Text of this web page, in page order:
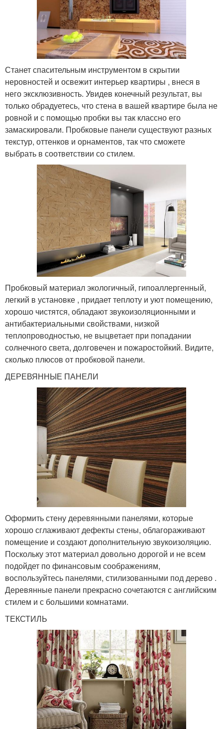
Станет спасительным инструментом в скрытии
неровностей и освежит интерьер квартиры , внеся в
него эксклюзивность. Увидев конечный результат, вы
только обрадуетесь, что стена в вашей квартире была не
ровной и с помощью пробки вы так классно его
замаскировали. Пробковые панели существуют разных
текстур, оттенков и орнаментов, так что сможете
выбрать в соответствии со стилем.
Пробковый материал экологичный, гипоаллергенный,
легкий в установке , придает теплоту и уют помещению,
хорошо чистятся, обладают звукоизоляционными и
антибактериальными свойствами, низкой
теплопроводностью, не выцветает при попадании
солнечного света, долговечен и пожаростойкий. Видите,
сколько плюсов от пробковой панели.
ДЕРЕВЯННЫЕ ПАНЕЛИ
Оформить стену деревянными панелями, которые
хорошо сглаживают дефекты стены, облагораживают
помещение и создают дополнительную звукоизоляцию.
Поскольку этот материал довольно дорогой и не всем
подойдет по финансовым соображениям,
воспользуйтесь панелями, стилизованными под дерево .
Деревянные панели прекрасно сочетаются с английским
стилем и с большими комнатами.
ТЕКСТИЛЬ